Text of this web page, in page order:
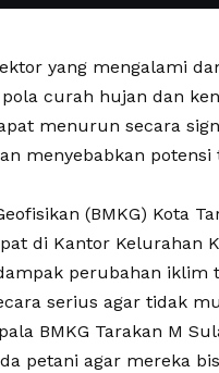
yang mengalami
curah hujan dan
menurun secara
menyebabkan
(BMKG) Kota
di Kantor Kelurahan
perubahan
serius agar tidak
BMKG Tarakan M
petani agar mereka